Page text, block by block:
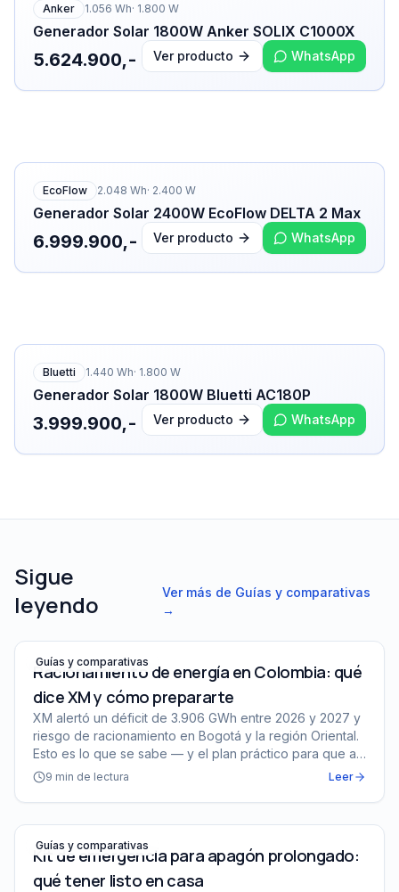
Anker 1.056 Wh· 1.800 W
Generador Solar 1800W Anker SOLIX C1000X
5.624.900,- Ver producto WhatsApp
EcoFlow 2.048 Wh· 2.400 W
Generador Solar 2400W EcoFlow DELTA 2 Max
6.999.900,- Ver producto WhatsApp
Bluetti 1.440 Wh· 1.800 W
Generador Solar 1800W Bluetti AC180P
3.999.900,- Ver producto WhatsApp
Sigue
leyendo
Ver más de Guías y comparativas
→
Racionamiento de energía en Colombia: qué dice XM y
Guías y comparativas
Racionamiento de energía en Colombia: qué
dice XM y cómo prepararte
XM alertó un déficit de 3.906 GWh entre 2026 y 2027 y
riesgo de racionamiento en Bogotá y la región Oriental.
Esto es lo que se sabe — y el plan práctico para que a
tu casa no la coja desprevenida.
9 min de lectura Leer
Kit de emergencia para apagón prolongado: qué tener
Guías y comparativas
Kit de emergencia para apagón prolongado:
qué tener listo en casa